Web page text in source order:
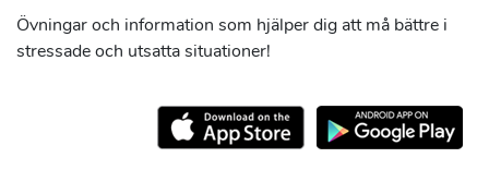
Övningar och information som hjälper dig att må bättre i
stressade och utsatta situationer!